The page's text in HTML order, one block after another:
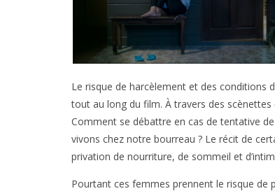
Le risque de harcèlement et des conditions
tout au long du film. À travers des scènettes
Comment se débattre en cas de tentative
vivons chez notre bourreau ? Le récit de
privation de nourriture, de sommeil et
Pourtant ces femmes prennent le risque de